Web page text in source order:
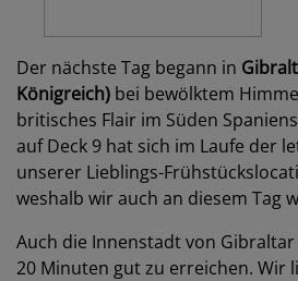
Der nächste Tag begann in
Königreich) bei bewölktem
britisches Flair im Süden
auf Deck 9 hat sich im Laufe der
unserer Lieblings-
weshalb wir auch an diesem Tag
Auch die Innenstadt von
20 Minuten gut zu erreichen. Wir